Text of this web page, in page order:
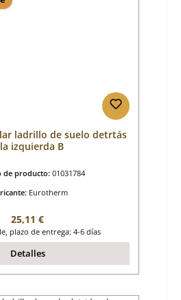
ladrillo de suelo detrtás
izquierda B
de producto: 01031784
Eurotherm
Precio normal:
25,11 €
plazo de entrega: 4-6 días
Detalles